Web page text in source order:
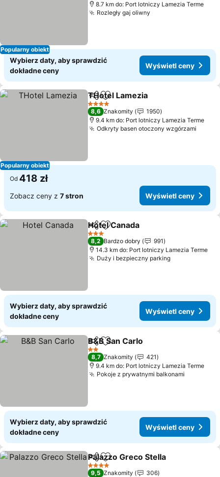
Popularny obiekt
8.7 km do: Port lotniczy Lamezia Terme
Rozległy gaj oliwny
Wybierz daty, aby sprawdzić
dokładne ceny
Wyświetl ceny
Popularny obiekt
Udostępnij
Dodaj do ulubionych
THotel Lamezia
4 Kategoria
8,6 Znakomity
1950
9.4 km do: Port lotniczy Lamezia Terme
Odkryty basen otoczony wzgórzami
Od 418 zł
Zobacz ceny z 7 stron Wyświetl ceny
Udostępnij
Dodaj do ulubionych
Hotel Canada
3 Kategoria
8,2 Bardzo dobry
991
14.3 km do: Port lotniczy Lamezia Terme
Duży i bezpieczny parkingWyświetl
Wybierz daty, aby sprawdzić
dokładne ceny
Wyświetl ceny
Udostępnij
Dodaj do ulubionych
B&B San Carlo
2 Kategoria
8,7 Znakomity
421
9.4 km do: Port lotniczy Lamezia Terme
Pokoje z prywatnymi balkonami
Wybierz daty, aby sprawdzić
dokładne ceny
Wyświetl ceny
Udostępnij
Dodaj do ulubionych
Palazzo Greco Stella
4 Kategoria
9,5 Znakomity
306